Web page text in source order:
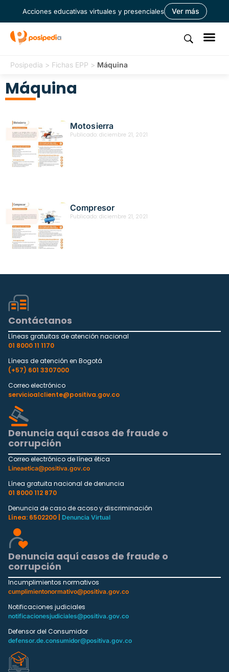
Acciones educativas virtuales y presenciales Ver más
Posipedia > Fichas EPP > Máquina
Máquina
Motosierra
Publicado: diciembre 21, 2021
Compresor
Publicado: diciembre 21, 2021
Contáctanos
Líneas gratuitas de atención nacional
01 8000 11 1170
Líneas de atención en Bogotá
(+57) 601 3307000
Correo electrónico
servicioalcliente@positiva.gov.co
Denuncia aquí casos de fraude o
corrupción
Correo electrónico de línea ética
Lineaetica@positiva.gov.co
Línea gratuita nacional de denuncia
01 8000 112 870
Denuncia de caso de acoso y discriminación
Línea: 6502200 |
Denuncia Virtual
Denuncia aquí casos de fraude o
corrupción
Incumplimientos normativos
cumplimientonormativo@positiva.gov.co
Notificaciones judiciales
notificacionesjudiciales@positiva.gov.co
Defensor del Consumidor
defensor.de.consumidor@positiva.gov.co